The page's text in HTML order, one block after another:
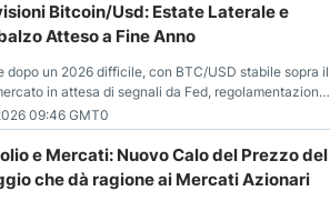
Bitcoin/Usd: Estate Laterale e
Atteso a Fine Anno
dopo un 2026 difficile, con BTC/USD stabile sopra il
in attesa di segnali da Fed, regolamentazione
09:46 GMT0
e Mercati: Nuovo Calo del Prezzo del
che dà ragione ai Mercati Azionari